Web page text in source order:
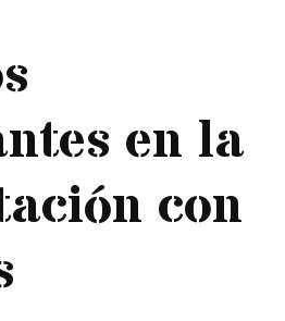
en la
con